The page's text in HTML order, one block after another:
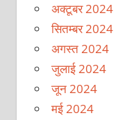
अक्टूबर 2024
सितम्बर 2024
अगस्त 2024
जुलाई 2024
जून 2024
मई 2024